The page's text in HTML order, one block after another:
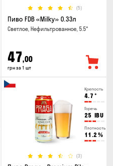
(5)
Пиво FDB «Milky» 0.33л
Светлое, Нефильтрованное, 5.5°
47,00
грн за 1 шт
Крепость
4.7 °
Горечь
25 IBU
Плотность
11.2 %
(3)